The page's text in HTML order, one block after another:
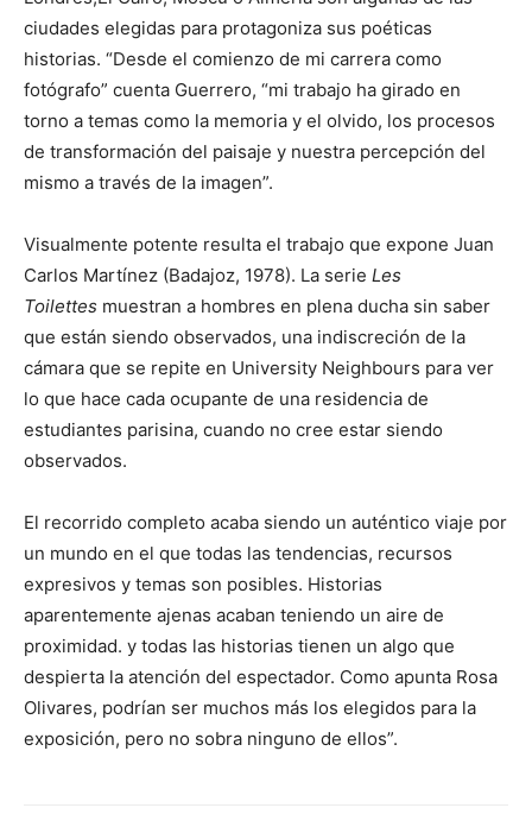
ciudades elegidas para protagoniza sus poéticas
historias. “Desde el comienzo de mi carrera como
fotógrafo” cuenta Guerrero, “mi trabajo ha girado en
torno a temas como la memoria y el olvido, los procesos
de transformación del paisaje y nuestra percepción del
mismo a través de la imagen”.
Visualmente potente resulta el trabajo que expone Juan
Carlos Martínez (Badajoz, 1978). La serie Les
Toilettes muestran a hombres en plena ducha sin saber
que están siendo observados, una indiscreción de la
cámara que se repite en University Neighbours para ver
lo que hace cada ocupante de una residencia de
estudiantes parisina, cuando no cree estar siendo
observados.
El recorrido completo acaba siendo un auténtico viaje por
un mundo en el que todas las tendencias, recursos
expresivos y temas son posibles. Historias
aparentemente ajenas acaban teniendo un aire de
proximidad. y todas las historias tienen un algo que
despierta la atención del espectador. Como apunta Rosa
Olivares, podrían ser muchos más los elegidos para la
exposición, pero no sobra ninguno de ellos”.